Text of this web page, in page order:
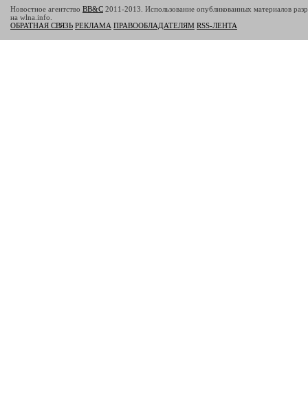
Новостное агентство BB&C 2011-2013. Использование опубликованных материалов
на wlna.info.
ОБРАТНАЯ СВЯЗЬ РЕКЛАМА ПРАВООБЛАДАТЕЛЯМ RSS-ЛЕНТА